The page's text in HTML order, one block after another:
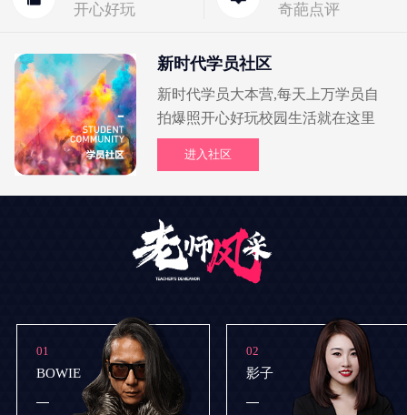
开心好玩 奇葩点评
新时代学员社区
新时代学员大本营,每天上万学员自
拍爆照开心好玩校园生活就在这里
进入社区
01
BOWIE
02
影子